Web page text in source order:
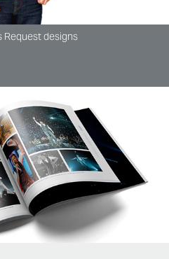
Request designs
Borsato
2015